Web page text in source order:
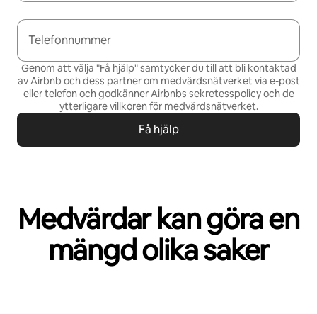
Telefonnummer
Genom att välja "Få hjälp" samtycker du till att bli kontaktad
av Airbnb och dess partner om medvärdsnätverket via e-post
eller telefon och godkänner Airbnbs sekretesspolicy och de
ytterligare villkoren för medvärdsnätverket.
Få hjälp
Medvärdar kan göra en
mängd olika saker